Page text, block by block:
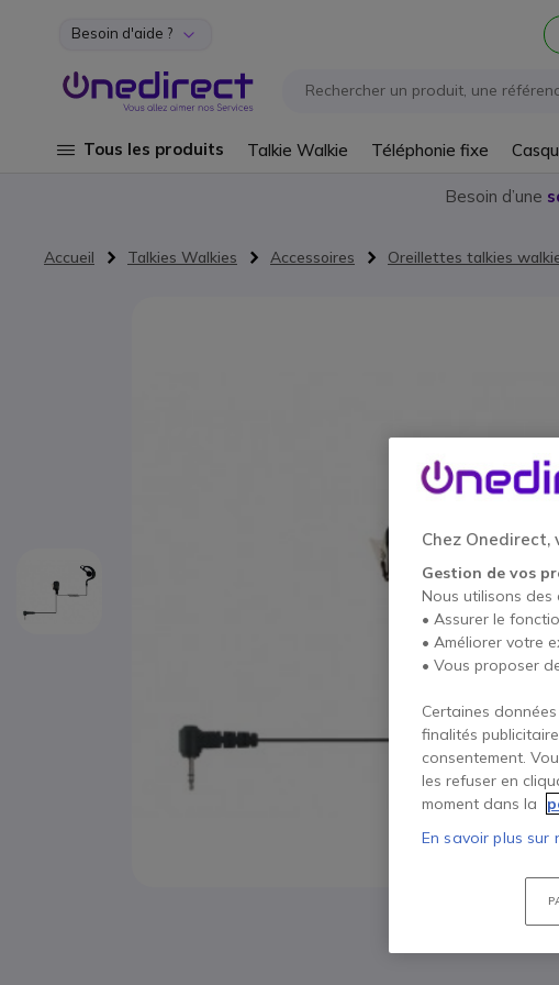
Aller au contenu
Besoin d'aide ?
Tous les produits Talkie Walkie Téléphonie fixe
Besoin d’une
Accueil Talkies Walkies Accessoires Oreillettes talkies
Chez
Gestion de vos
Nous utilisons des
• Assurer le
• Améliorer votre
• Vous proposer
Certaines
finalités
consentement.
les refuser en
moment dans la
En savoir plus sur